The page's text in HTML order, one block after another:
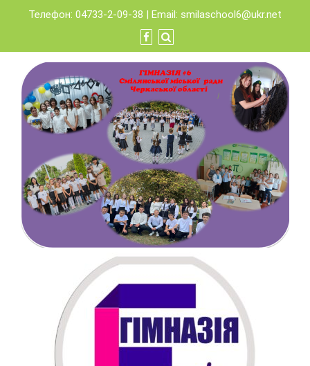
content
Телефон: 04733-2-09-38 | Email: smilaschool6@ukr.net